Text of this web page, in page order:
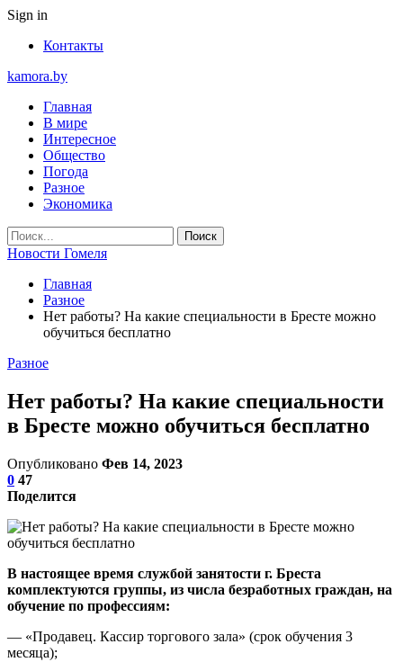
Sign in
Контакты
kamora.by
Главная
В мире
Интересное
Общество
Погода
Разное
Экономика
Новости Гомеля
Главная
Разное
Нет работы? На какие специальности в Бресте можно
обучиться бесплатно
Разное
Нет работы? На какие специальности
в Бресте можно обучиться бесплатно
Опубликовано Фев 14, 2023
0 47
Поделится
В настоящее время службой занятости г. Бреста
комплектуются группы, из числа безработных граждан, на
обучение по профессиям:
— «Продавец. Кассир торгового зала» (срок обучения 3
месяца);